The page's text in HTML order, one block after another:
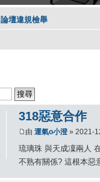
論壇違規檢舉
318惡意合作
由運氣o小澄 » 2021-
琉璃珠 與天成凜兩人
不熟有關係? 這根本惡